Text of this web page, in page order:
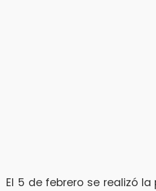
El 5 de febrero se realizó